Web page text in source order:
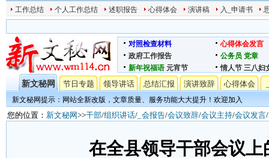
工作总结 个人工作总结 述职报告 心得体会 演讲稿 入_申请书
对照检查材料
心得体会发言
政府工作报告
公务员 党章
新年祝福语 元宵节 情人节 三八妇
新文秘网 节日专题 领导讲话 总结汇报 演讲致辞 心得体会
新文秘网提示：网站全新改版，文章质量、服务功能大大提升！欢迎加入
您的位置： 新文秘网>>干部/组织讲话/ _会报告/会议致辞/会议主持/会议发言
在全县领导干部会议上